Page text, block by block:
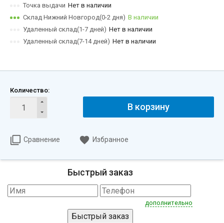
Точка выдачи Нет в наличии
Склад Нижний Новгород(0-2 дня) В наличии
Удаленный склад(1-7 дней) Нет в наличии
Удаленный склад(7-14 дней) Нет в наличии
Количество:
В корзину
Сравнение Избранное
Быстрый заказ
дополнительно